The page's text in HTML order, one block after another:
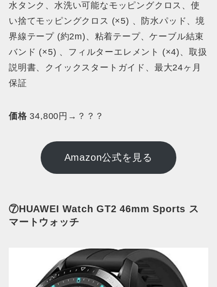
水タンク、水洗い可能なモッピングクロス、使
い捨てモッピングクロス (×5) 、防水パッド、境
界線テープ (約2m)、粘着テープ、ケーブル結束
バンド (×5) 、フィルターエレメント (×4)、取扱
説明書、クイックスタートガイド、最大24ヶ月
保証
価格34,800円→？？？
Amazon公式を見る
⑦HUAWEI Watch GT2 46mm Sports ス
マートウォッチ